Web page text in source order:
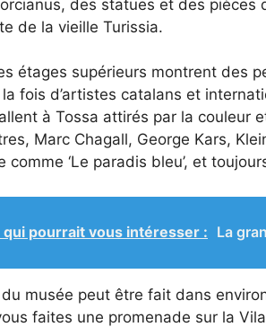
des statues et des pièces
de la vieille Turissia.
étages supérieurs montrent des
fois d’artistes catalans et
à Tossa attirés par la couleur
Marc Chagall, George Kars,
comme ‘Le paradis bleu’, et
pourrait vous intéresser : La
musée peut être fait dans
faites une promenade sur la